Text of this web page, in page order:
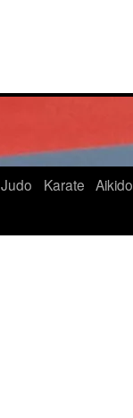
Judo Karate Aikido